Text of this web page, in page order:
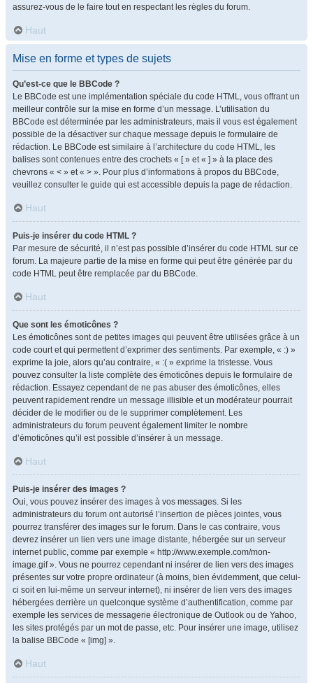
assurez-vous de le faire tout en respectant les règles du forum.
Haut
Mise en forme et types de sujets
Qu’est-ce que le BBCode ?
Le BBCode est une implémentation spéciale du code HTML, vous offrant un
meilleur contrôle sur la mise en forme d’un message. L’utilisation du
BBCode est déterminée par les administrateurs, mais il vous est également
possible de la désactiver sur chaque message depuis le formulaire de
rédaction. Le BBCode est similaire à l’architecture du code HTML, les
balises sont contenues entre des crochets « [ » et « ] » à la place des
chevrons « < » et « > ». Pour plus d’informations à propos du BBCode,
veuillez consulter le guide qui est accessible depuis la page de rédaction.
Haut
Puis-je insérer du code HTML ?
Par mesure de sécurité, il n’est pas possible d’insérer du code HTML sur ce
forum. La majeure partie de la mise en forme qui peut être générée par du
code HTML peut être remplacée par du BBCode.
Haut
Que sont les émoticônes ?
Les émoticônes sont de petites images qui peuvent être utilisées grâce à un
code court et qui permettent d’exprimer des sentiments. Par exemple, « :) »
exprime la joie, alors qu’au contraire, « :( » exprime la tristesse. Vous
pouvez consulter la liste complète des émoticônes depuis le formulaire de
rédaction. Essayez cependant de ne pas abuser des émoticônes, elles
peuvent rapidement rendre un message illisible et un modérateur pourrait
décider de le modifier ou de le supprimer complètement. Les
administrateurs du forum peuvent également limiter le nombre
d’émoticônes qu’il est possible d’insérer à un message.
Haut
Puis-je insérer des images ?
Oui, vous pouvez insérer des images à vos messages. Si les
administrateurs du forum ont autorisé l’insertion de pièces jointes, vous
pourrez transférer des images sur le forum. Dans le cas contraire, vous
devrez insérer un lien vers une image distante, hébergée sur un serveur
internet public, comme par exemple « http://www.exemple.com/mon-
image.gif ». Vous ne pourrez cependant ni insérer de lien vers des images
présentes sur votre propre ordinateur (à moins, bien évidemment, que celui-
ci soit en lui-même un serveur internet), ni insérer de lien vers des images
hébergées derrière un quelconque système d’authentification, comme par
exemple les services de messagerie électronique de Outlook ou de Yahoo,
les sites protégés par un mot de passe, etc. Pour insérer une image, utilisez
la balise BBCode « [img] ».
Haut